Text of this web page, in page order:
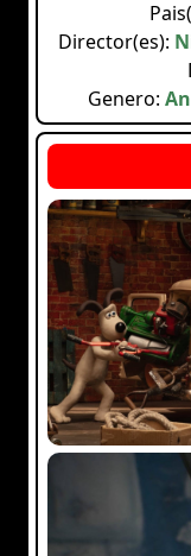
Director(es):
Genero: